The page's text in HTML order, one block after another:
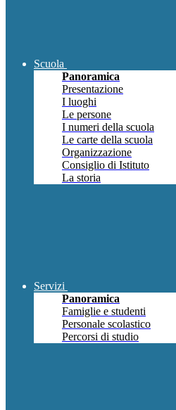
Scuola
Panoramica
Presentazione
I luoghi
Le persone
I numeri della scuola
Le carte della scuola
Organizzazione
Consiglio di Istituto
La storia
Servizi
Panoramica
Famiglie e studenti
Personale scolastico
Percorsi di studio